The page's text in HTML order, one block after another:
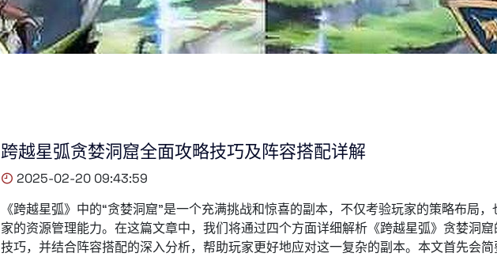
跨越星弧贪婪洞窟全面攻略技巧及阵容搭配详解
2025-02-20 09:43:59
《跨越星弧》中的“贪婪洞窟”是一个充满挑战和惊喜的副本，不仅考验玩家的策略布局
家的资源管理能力。在这篇文章中，我们将通过四个方面详细解析《跨越星弧》贪婪洞
技巧，并结合阵容搭配的深入分析，帮助玩家更好地应对这一复杂的副本。本文首先会